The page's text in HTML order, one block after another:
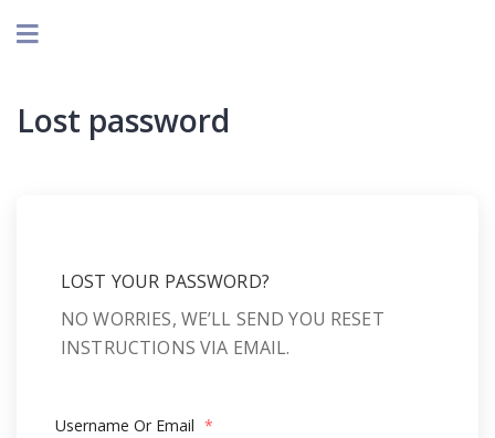
Lost password
LOST YOUR PASSWORD?
NO WORRIES, WE’LL SEND YOU RESET
INSTRUCTIONS VIA EMAIL.
Username Or Email *